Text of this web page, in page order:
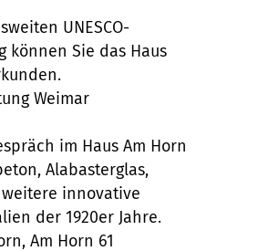
UNESCO-
können Sie das Haus
Weimar
im Haus Am Horn
Alabasterglas,
innovative
der 1920er Jahre.
Am Horn 61